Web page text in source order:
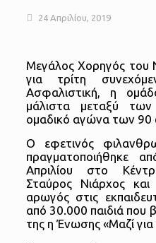
24 Απριλίου, 2019
Μεγάλος Χορηγός του
για τρίτη
Ασφαλιστική, η
μάλιστα μεταξύ
ομαδικό αγώνα των
Ο εφετινός
πραγματοποιήθηκε
Απριλίου στο
Σταύρος Νιάρχος
αρωγός στις
από 30.000 παιδιά που
της η Ένωσης «Μαζί για